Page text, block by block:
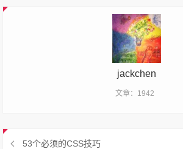
jackchen
文章：1942
53个必须的CSS技巧